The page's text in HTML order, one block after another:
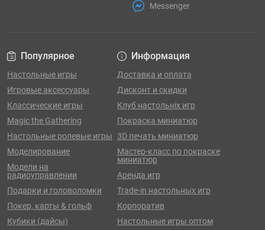
Популярное
Настольные игры
Игровые аксессуары
Классические игры
Magic the Gathering
Настольные ролевые игры
Моделирование
Модели на
радиоуправлении
Подарки и головоломки
Покер, карты & гольф
Кубики (дайсы)
Информация
Доставка и оплата
Дисконт и скидки
Клуб настольніх игр
Покраска миниатюр
3D печать миниатюр
Мастер-класс по покраске
миниатюр
Аренда игр
Trade-in настольных игр
Корпоратив
Настольные игры оптом
Messenger